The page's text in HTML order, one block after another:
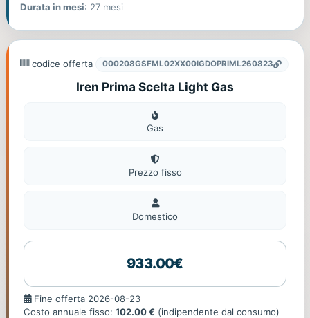
Durata in mesi: 27 mesi
codice offerta 000208GSFML02XX00IGDOPRIML260823
Iren Prima Scelta Light Gas
Gas
Gas
Prezzo fisso
Domestico
Domestico
933.00€
Fine
offerta
Fine offerta 2026-08-23
Costo annuale fisso: 102.00 € (indipendente dal consumo)